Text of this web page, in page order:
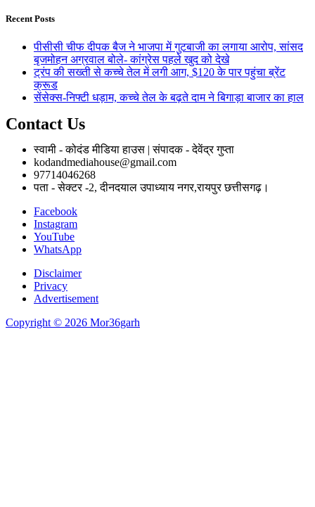
Recent Posts
पीसीसी चीफ दीपक बैज ने भाजपा में गुटबाजी का लगाया आरोप, सांसद
बृजमोहन अग्रवाल बोले- कांग्रेस पहले खुद को देखे
ट्रंप की सख्ती से कच्चे तेल में लगी आग, $120 के पार पहुंचा ब्रेंट
क्रूड
सेंसेक्स-निफ्टी धड़ाम, कच्चे तेल के बढ़ते दाम ने बिगाड़ा बाजार का हाल
Contact Us
स्वामी - कोदंड मीडिया हाउस | संपादक - देवेंद्र गुप्ता
kodandmediahouse@gmail.com
97714046268
पता - सेक्टर -2, दीनदयाल उपाध्याय नगर,रायपुर छत्तीसगढ़।
Facebook
Instagram
YouTube
WhatsApp
Disclaimer
Privacy
Advertisement
Copyright © 2026 Mor36garh